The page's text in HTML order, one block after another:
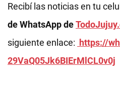
Recibí las noticias en tu
de WhatsApp de
siguiente enlace: https://
29VaQ05Jk6BIErMlCL0v0j